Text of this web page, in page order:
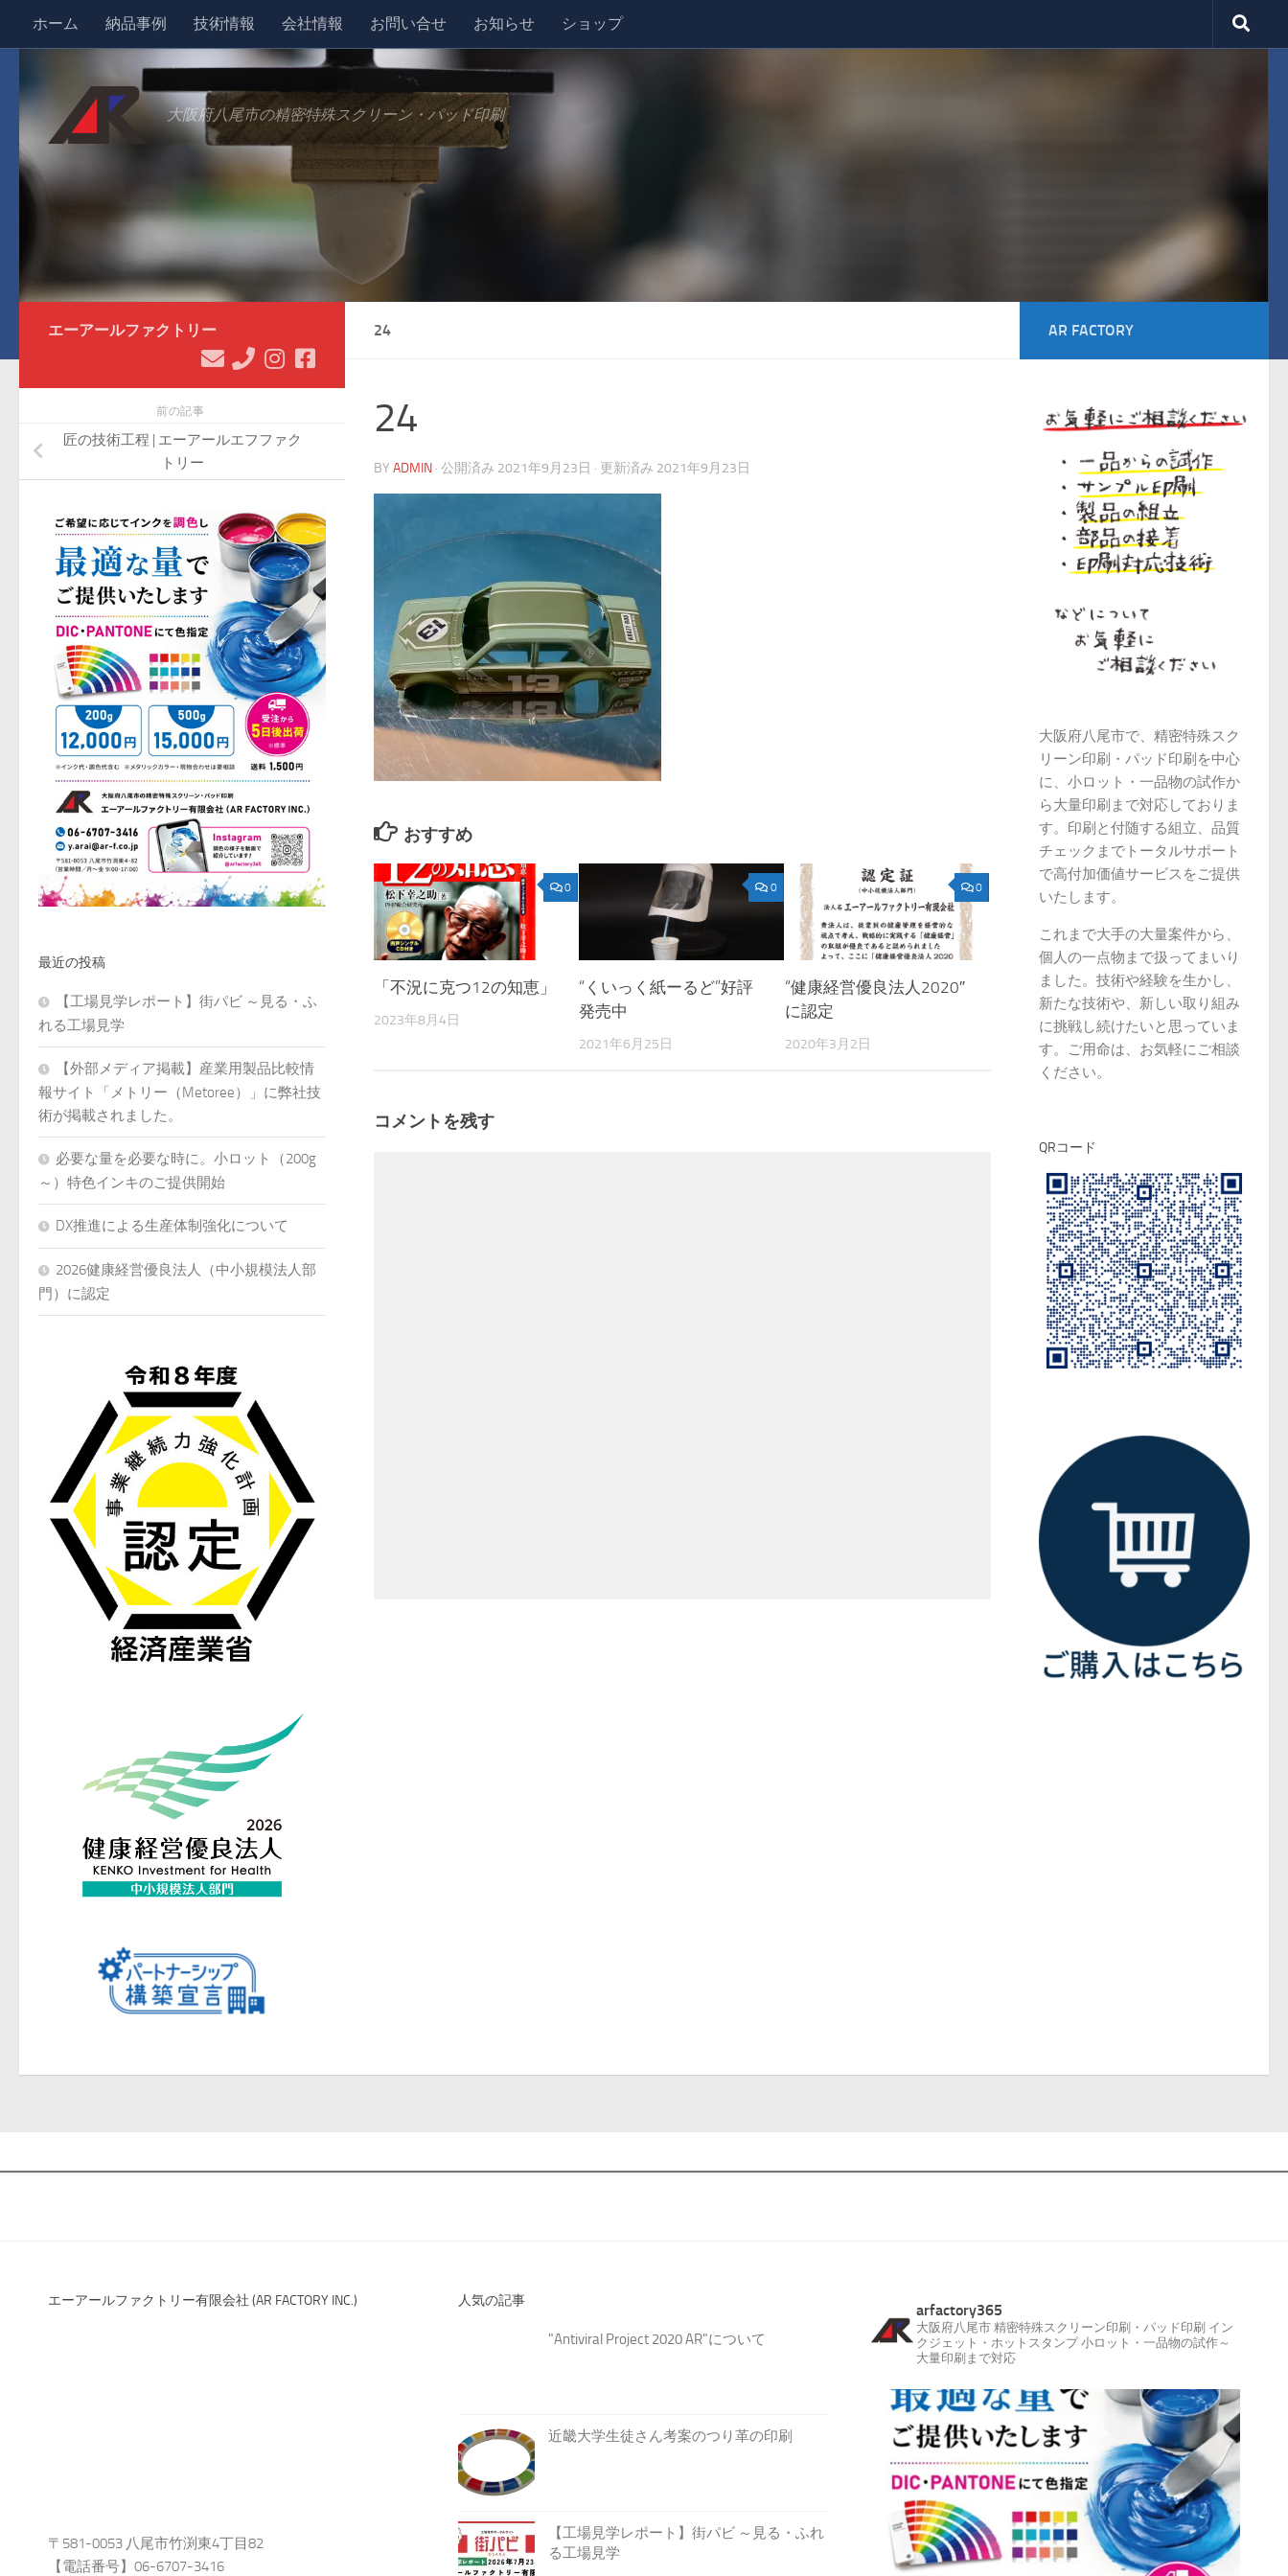
コンテンツへスキップ
ホーム 納品事例 技術情報 会社情報 お問い合せ お知らせ ショップ
大阪府八尾市の精密特殊スクリーン・パッド印刷
24
24
BY ADMIN · 公開済み 2021年9月23日 · 更新済み 2021年9月23日
おすすめ
0
「不況に克つ12の知恵」
2023年8月4日
0
“くいっく紙ーるど”好評
発売中
2021年6月25日
0
“健康経営優良法人2020″
に認定
2020年3月2日
コメントを残す
エーアールファクトリー
前の記事
匠の技術工程 | エーアールエフファク
トリー
最近の投稿
【工場見学レポート】街パビ ～見る・ふ
れる工場見学
【外部メディア掲載】産業用製品比較情
報サイト「メトリー（Metoree）」に弊社技
術が掲載されました。
必要な量を必要な時に。小ロット（200g
～）特色インキのご提供開始
DX推進による生産体制強化について
2026健康経営優良法人（中小規模法人部
門）に認定
AR FACTORY
大阪府八尾市で、精密特殊スク
リーン印刷・パッド印刷を中心
に、小ロット・一品物の試作か
ら大量印刷まで対応しておりま
す。印刷と付随する組立、品質
チェックまでトータルサポート
で高付加価値サービスをご提供
いたします。
これまで大手の大量案件から、
個人の一点物まで扱ってまいり
ました。技術や経験を生かし、
新たな技術や、新しい取り組み
に挑戦し続けたいと思っていま
す。ご用命は、お気軽にご相談
ください。
QRコード
エーアールファクトリー有限会社 (AR FACTORY INC.)
〒581-0053 八尾市竹渕東4丁目82
【電話番号】06-6707-3416
人気の記事
"Antiviral Project 2020 AR"について
近畿大学生徒さん考案のつり革の印刷
【工場見学レポート】街パビ ～見る・ふれ
る工場見学
arfactory365
大阪府八尾市精密特殊スクリーン印刷・パッド印刷 イン
クジェット・ホットスタンプ小ロット・一品物の試作～
大量印刷まで対応